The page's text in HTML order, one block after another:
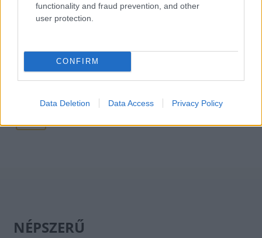
functionality and fraud prevention, and other
user protection.
CONFIRM
Data Deletion Data Access Privacy Policy
HÍREK 4 órája
Feszültség Olaszország és Spanyolország
között: az olaszok ellen ellenőrzést akar
bevezetni Madrid, gyorsan megérkezett a
válasz
NÉPSZERŰ